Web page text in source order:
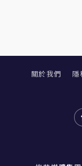
關於我們 隱